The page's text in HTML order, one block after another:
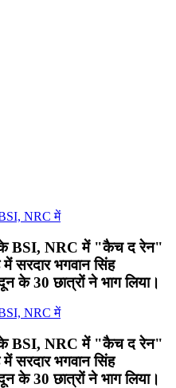
के BSI, NRC में "कैच द रेन"
सरदार भगवान सिंह
के 30 छात्रों ने भाग लिया।
के BSI, NRC में "कैच द रेन"
सरदार भगवान सिंह
के 30 छात्रों ने भाग लिया।